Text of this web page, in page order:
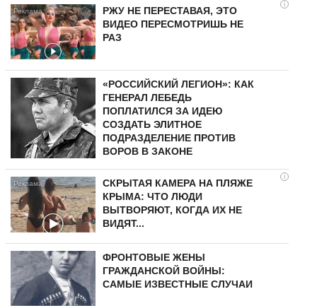
i
РЖУ НЕ ПЕРЕСТАВАЯ, ЭТО
ВИДЕО ПЕРЕСМОТРИШЬ НЕ
РАЗ
«РОССИЙСКИЙ ЛЕГИОН»: КАК
ГЕНЕРАЛ ЛЕБЕДЬ
ПОПЛАТИЛСЯ ЗА ИДЕЮ
СОЗДАТЬ ЭЛИТНОЕ
ПОДРАЗДЕЛЕНИЕ ПРОТИВ
ВОРОВ В ЗАКОНЕ
i
СКРЫТАЯ КАМЕРА НА ПЛЯЖЕ
КРЫМА: ЧТО ЛЮДИ
ВЫТВОРЯЮТ, КОГДА ИХ НЕ
ВИДЯТ...
ФРОНТОВЫЕ ЖЕНЫ
ГРАЖДАНСКОЙ ВОЙНЫ:
САМЫЕ ИЗВЕСТНЫЕ СЛУЧАИ